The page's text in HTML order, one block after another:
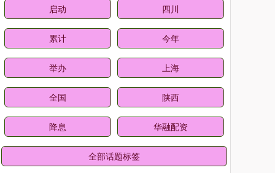
启动 四川
累计 今年
举办 上海
全国 陕西
降息 华融配资
全部话题标签